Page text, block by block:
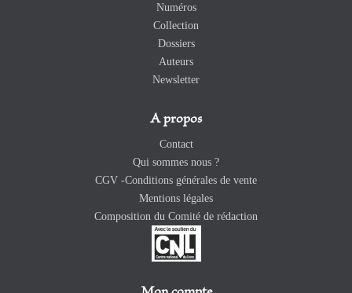
Numéros
Collection
Dossiers
Auteurs
Newsletter
A propos
Contact
Qui sommes nous ?
CGV -Conditions générales de vente
Mentions légales
Composition du Comité de rédaction